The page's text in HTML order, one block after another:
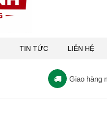
TIN TỨC LIÊN HỆ
Giao hàng